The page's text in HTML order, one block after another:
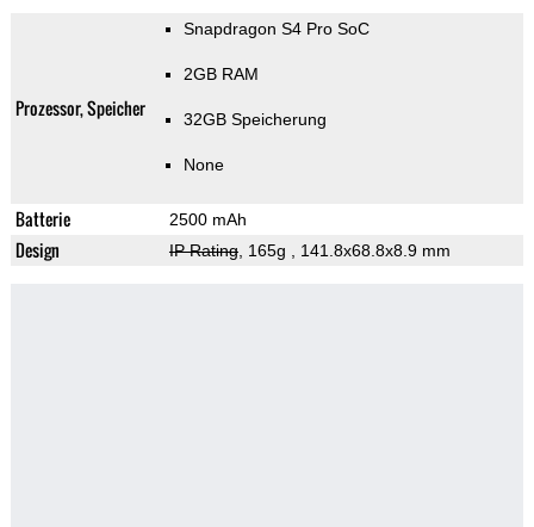
Prozessor, Speicher
Snapdragon S4 Pro SoC
2GB RAM
32GB Speicherung
None
Batterie 2500 mAh
Design IP Rating, 165g , 141.8x68.8x8.9 mm